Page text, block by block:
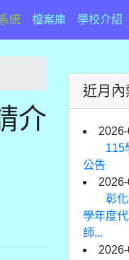
統 檔案庫 學校介紹
介
近月內
115
公告
彰
學年度
師...